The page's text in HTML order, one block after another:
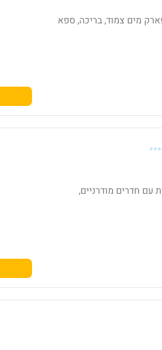
פארק מים צמוד, בריכה, ספא
עם חדרים מודרניים,